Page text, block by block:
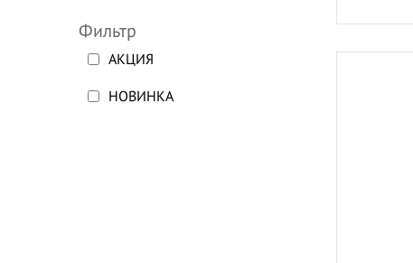
Фильтр
АКЦИЯ
НОВИНКА